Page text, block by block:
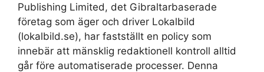
Publishing Limited, det Gibraltarbaserade
företag som äger och driver Lokalbild
(lokalbild.se), har fastställt en policy som
innebär att mänsklig redaktionell kontroll alltid
går före automatiserade processer. Denna